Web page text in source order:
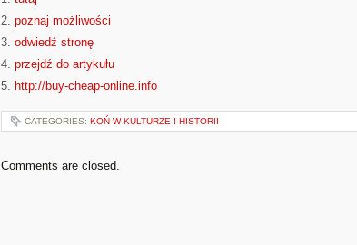
2. poznaj możliwości
3. odwiedź stronę
4. przejdź do artykułu
5. http://buy-cheap-online.info
CATEGORIES: KOŃ W KULTURZE I HISTORII
Comments are closed.